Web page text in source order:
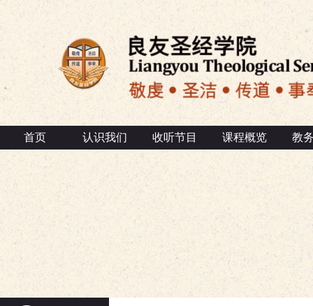
首页 认识我们 收听节目 课程概览 教